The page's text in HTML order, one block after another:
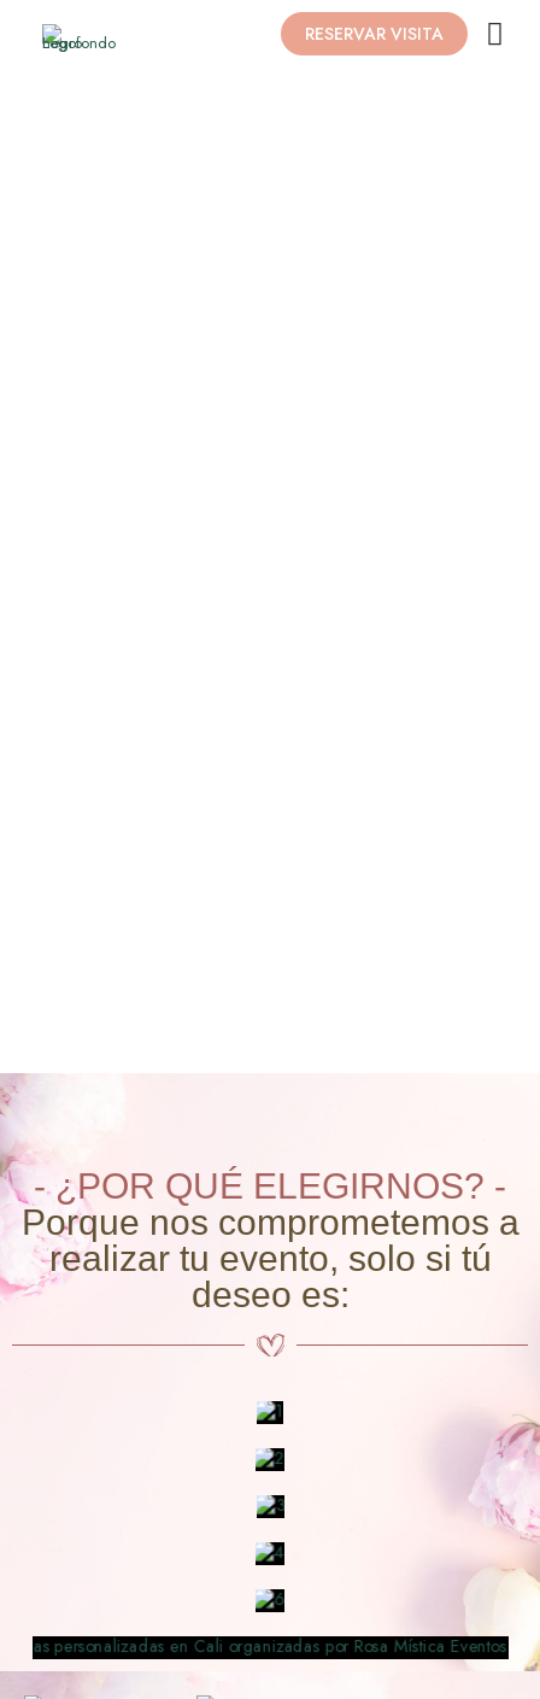
RESERVAR VISITA
- ¿POR QUÉ ELEGIRNOS? -
Porque nos comprometemos a
realizar tu evento, solo si tú
deseo es: